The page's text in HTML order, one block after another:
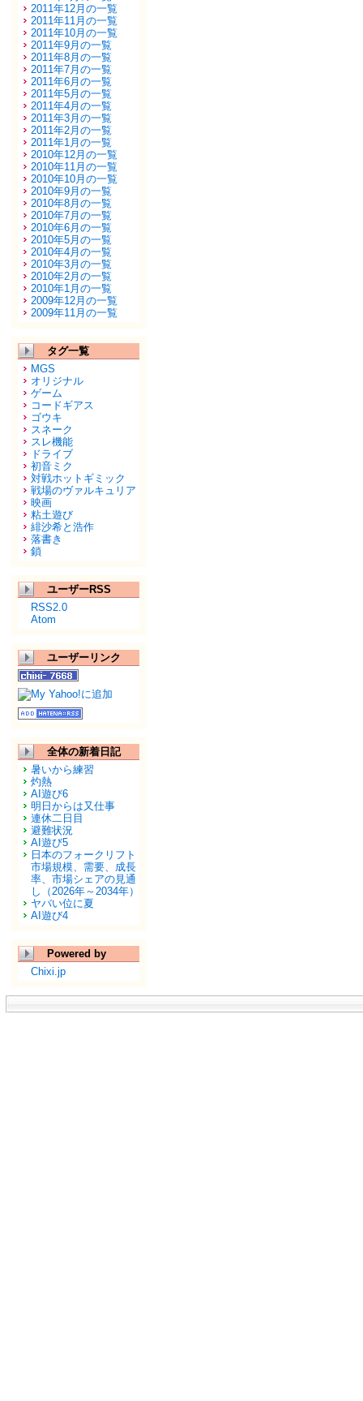
2011年12月の一覧
2011年11月の一覧
2011年10月の一覧
2011年9月の一覧
2011年8月の一覧
2011年7月の一覧
2011年6月の一覧
2011年5月の一覧
2011年4月の一覧
2011年3月の一覧
2011年2月の一覧
2011年1月の一覧
2010年12月の一覧
2010年11月の一覧
2010年10月の一覧
2010年9月の一覧
2010年8月の一覧
2010年7月の一覧
2010年6月の一覧
2010年5月の一覧
2010年4月の一覧
2010年3月の一覧
2010年2月の一覧
2010年1月の一覧
2009年12月の一覧
2009年11月の一覧
タグ一覧
MGS
オリジナル
ゲーム
コードギアス
ゴウキ
スネーク
スレ機能
ドライブ
初音ミク
対戦ホットギミック
戦場のヴァルキュリア
映画
粘土遊び
緋沙希と浩作
落書き
鎖
ユーザーRSS
RSS2.0
Atom
ユーザーリンク
全体の新着日記
暑いから練習
灼熱
AI遊び6
明日からは又仕事
連休二日目
避難状況
AI遊び5
日本のフォークリフト
市場規模、需要、成長
率、市場シェアの見通
し（2026年～2034年）
ヤバい位に夏
AI遊び4
Powered by
Chixi.jp